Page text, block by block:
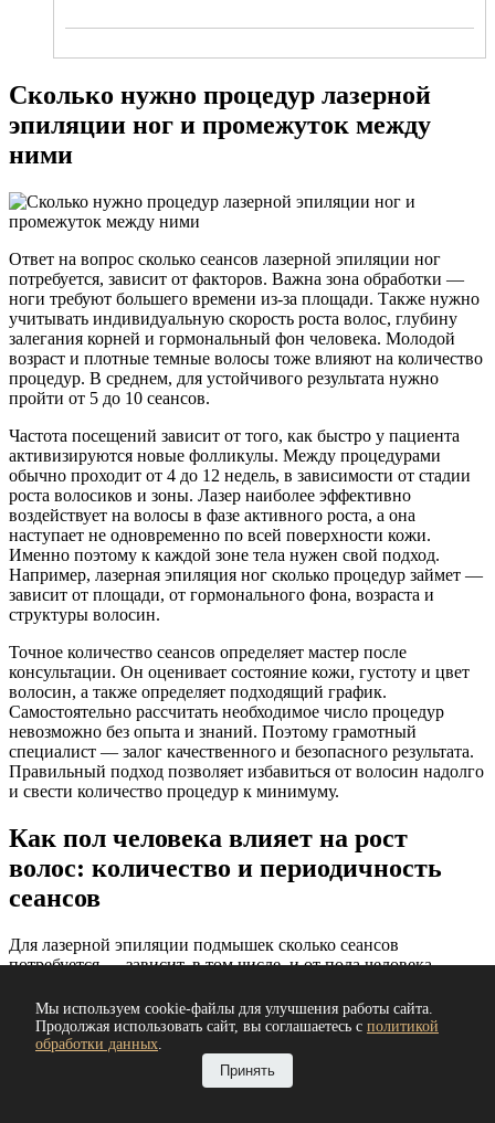
Сколько нужно процедур лазерной
эпиляции ног и промежуток между
ними
Ответ на вопрос сколько сеансов лазерной эпиляции ног
потребуется, зависит от факторов. Важна зона обработки —
ноги требуют большего времени из-за площади. Также нужно
учитывать индивидуальную скорость роста волос, глубину
залегания корней и гормональный фон человека. Молодой
возраст и плотные темные волосы тоже влияют на количество
процедур. В среднем, для устойчивого результата нужно
пройти от 5 до 10 сеансов.
Частота посещений зависит от того, как быстро у пациента
активизируются новые фолликулы. Между процедурами
обычно проходит от 4 до 12 недель, в зависимости от стадии
роста волосиков и зоны. Лазер наиболее эффективно
воздействует на волосы в фазе активного роста, а она
наступает не одновременно по всей поверхности кожи.
Именно поэтому к каждой зоне тела нужен свой подход.
Например, лазерная эпиляция ног сколько процедур займет —
зависит от площади, от гормонального фона, возраста и
структуры волосин.
Точное количество сеансов определяет мастер после
консультации. Он оценивает состояние кожи, густоту и цвет
волосин, а также определяет подходящий график.
Самостоятельно рассчитать необходимое число процедур
невозможно без опыта и знаний. Поэтому грамотный
специалист — залог качественного и безопасного результата.
Правильный подход позволяет избавиться от волосин надолго
и свести количество процедур к минимуму.
Как пол человека влияет на рост
волос: количество и периодичность
сеансов
Для лазерной эпиляции подмышек сколько сеансов
потребуется — зависит, в том числе, и от пола человека.
проходит по-разному. У мужчин волоски толще, темнее и
жестче, поэтому лазер работает на них эффективнее и
проникает глубже, быстрее разрушая волосяные фолликулы.
Это сокращает общее количество необходимых процедур и
делает их немного менее болезненными, так как кожа мужчин
Мы используем cookie-файлы для улучшения работы сайта.
Продолжая использовать сайт, вы соглашаетесь с политикой
обработки данных.
Принять